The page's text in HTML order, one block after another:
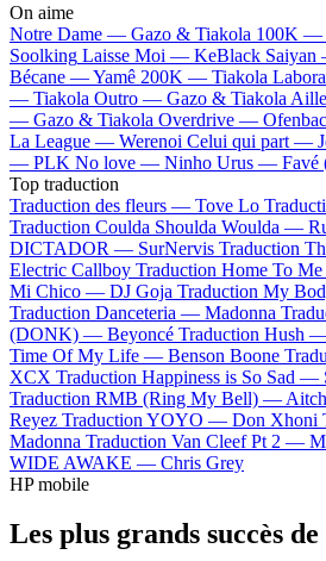
On aime
Notre Dame — Gazo & Tiakola 100K —
Soolking Laisse Moi — KeBlack
Bécane —Yamê 200K — Tiakola
— Tiakola Outro — Gazo & Tiakola
— Gazo & Tiakola Overdrive —
La League — Werenoi Celui qui part —
— PLK No love — Ninho Urus — Favé
Top traduction
Traduction des fleurs — Tove Lo
Traduction Coulda Shoulda Woulda —
DICTADOR — SurNervis Traduction
Electric Callboy Traduction Home To
Mi Chico — DJ Goja Traduction My
Traduction Danceteria — Madonna
(DONK) — Beyoncé Traduction Hush
Time Of My Life — Benson Boone
XCX Traduction Happiness is So Sad —
Traduction RMB (Ring My Bell) — Aitch
Reyez Traduction YOYO — Don Xhoni
Madonna Traduction Van Cleef Pt 2 —
WIDE AWAKE — Chris Grey
HP mobile
Les plus grands succès